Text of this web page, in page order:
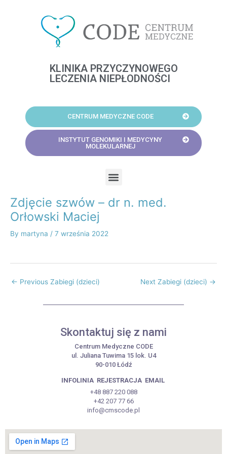
KLINIKA PRZYCZYNOWEGO
LECZENIA NIEPŁODNOŚCI
CENTRUM MEDYCZNE CODE
INSTYTUT GENOMIKI I MEDYCYNY
MOLEKULARNEJ
Zdjęcie szwów – dr n. med.
Orłowski Maciej
By martyna / 7 września 2022
Post
navigation
← Previous Zabiegi (dzieci) Next Zabiegi (dzieci) →
Skontaktuj się z nami
Centrum Medyczne CODE
ul. Juliana Tuwima 15 lok. U4
90-010 Łódź
INFOLINIA REJESTRACJA EMAIL
+48 887 220 088
+42 207 77 66
info@cmscode.pl